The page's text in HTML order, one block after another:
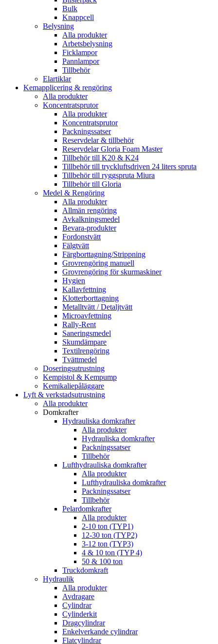
Bulk
Knappcell
Belysning
Alla produkter
Arbetsbelysning
Ficklampor
Pannlampor
Tillbehör
Elartiklar
Kemapplicering & rengöring
Alla produkter
Koncentratsprutor
Alla produkter
Koncentratsprutor
Packningssatser
Reservdelar & tillbehör
Reservdelar Gloria Foam Master
Tillbehör till K20 & K24
Tillbehör till tryckluftsdriven 24 liters spruta
Tillbehör till ryggspruta Miura
Tillbehör till Gloria
Medel & Rengöring
Alla produkter
Allmän rengöring
Avkalkningsmedel
Bevara-produkter
Fordonstvätt
Fälgtvätt
Färgborttagning/Strippning
Grovrengöring manuell
Grovrengöring för skurmaskiner
Hygien
Kallavfettning
Klotterborttagning
Metalltvätt / Detaljtvätt
Microavfettning
Rally-Rent
Saneringsmedel
Skumdämpare
Textilrengöring
Tvättmedel
Doseringsutrustning
Kempistol & Kempump
Kemikaliepåläggare
Lyft & verkstadsutrustning
Alla produkter
Domkrafter
Hydrauliska domkrafter
Alla produkter
Hydrauliska domkrafter
Packningssatser
Tillbehör
Lufthydrauliska domkrafter
Alla produkter
Lufthydrauliska domkrafter
Packningssatser
Tillbehör
Pelardomkrafter
Alla produkter
2-10 ton (TYP1)
12-30 ton (TYP2)
3-12 ton (TYP3)
4 & 10 ton (TYP 4)
50 & 100 ton
Truckdomkraft
Hydraulik
Alla produkter
Avdragare
Cylindrar
Cylinderkit
Dragcylindrar
Enkelverkande cylindrar
Flatcylindrar